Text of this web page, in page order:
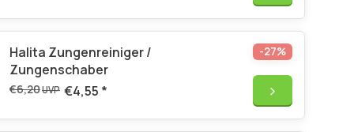
Halita Zungenreiniger /
Zungenschaber
€6,20UVP €4,55 *
-27%